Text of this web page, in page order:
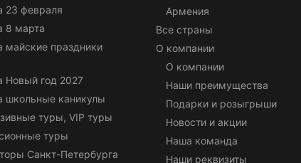
23 февраля
8 марта
майские праздники
Новый год 2027
школьные каникулы
туры, VIP туры
туры
Санкт-Петербурга
Армения
Все страны
О компании
О компании
Наши преимущества
Подарки и розыгрыши
Новости и акции
Наша команда
Наши реквизиты